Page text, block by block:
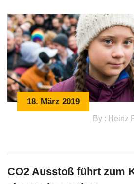
18. März 2019
By : Heinz
CO2 Ausstoß führt zum